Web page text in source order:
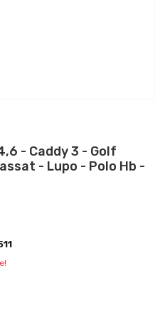
- Caddy 3 - Golf
- Lupo - Polo Hb -